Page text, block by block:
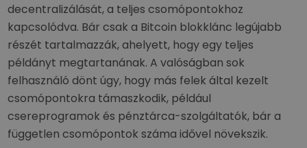
decentralizálását, a teljes csomópontokhoz
kapcsolódva. Bár csak a Bitcoin blokklánc legújabb
részét tartalmazzák, ahelyett, hogy egy teljes
példányt megtartanának. A valóságban sok
felhasználó dönt úgy, hogy más felek által kezelt
csomópontokra támaszkodik, például
csereprogramok és pénztárca-szolgáltatók, bár a
független csomópontok száma idővel növekszik.